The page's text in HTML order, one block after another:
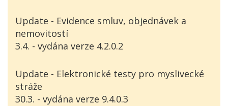
Update - Evidence smluv, objednávek a
nemovitostí
3.4. - vydána verze 4.2.0.2
Update - Elektronické testy pro myslivecké
stráže
30.3. - vydána verze 9.4.0.3